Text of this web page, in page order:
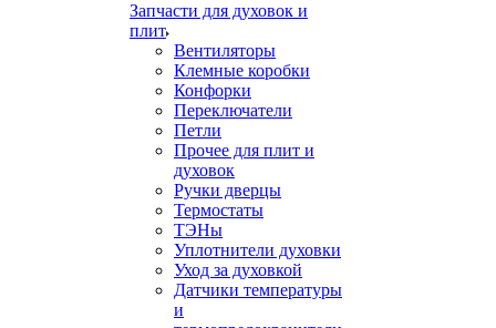
Запчасти для духовок и
плит
Вентиляторы
Клемные коробки
Конфорки
Переключатели
Петли
Прочее для плит и
духовок
Ручки дверцы
Термостаты
ТЭНы
Уплотнители духовки
Уход за духовкой
Датчики температуры
и